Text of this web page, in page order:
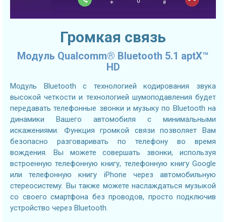
Громкая связь
Модуль Qualcomm® Bluetooth 5.1 aptX™
HD
Модуль Bluetooth с технологией кодирования звука
высокой четкости и технологией шумоподавления будет
передавать телефонные звонки и музыку по Bluetooth на
динамики Вашего автомобиля с минимальными
искажениями. Функция громкой связи позволяет Вам
безопасно разговаривать по телефону во время
вождения. Вы можете совершать звонки, используя
встроенную телефонную книгу, телефонную книгу Google
или телефонную книгу iPhone через автомобильную
стереосистему. Вы также можете наслаждаться музыкой
со своего смартфона без проводов, просто подключив
устройство через Bluetooth.